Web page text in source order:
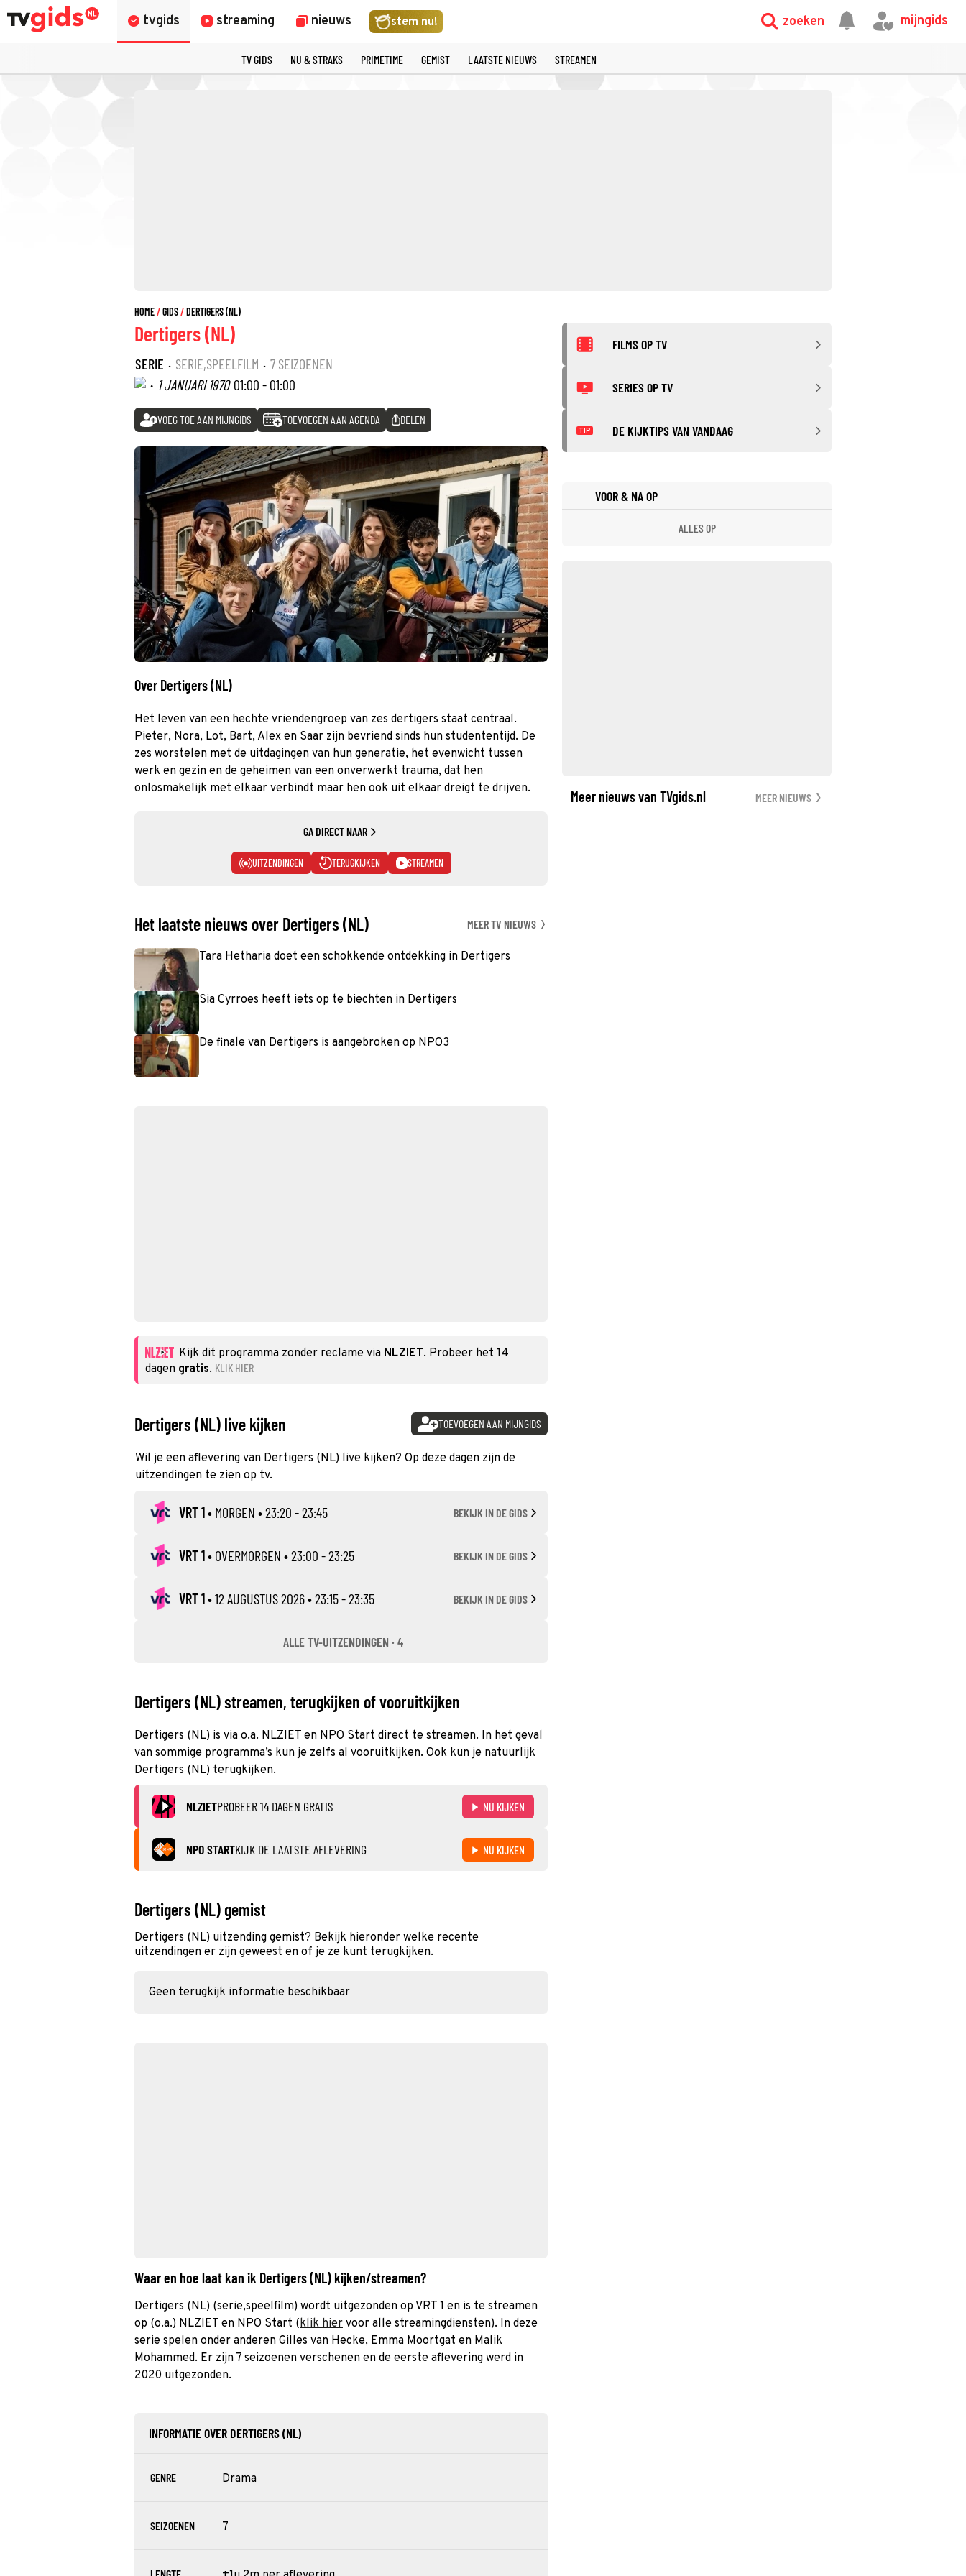
tvgids streaming nieuws stem nu! zoeken mijngids
TV GIDS NU & STRAKS PRIMETIME GEMIST LAATSTE NIEUWS STREAMEN
HOME GIDS DERTIGERS (NL)
Dertigers (NL)
SERIE · SERIE,SPEELFILM · 7 SEIZOENEN
· 1 JANUARI 1970 01:00 - 01:00
VOEG TOE AAN MIJNGIDS TOEVOEGEN AAN AGENDA DELEN
Over Dertigers (NL)
Het leven van een hechte vriendengroep van zes dertigers staat centraal.
Pieter, Nora, Lot, Bart, Alex en Saar zijn bevriend sinds hun studententijd. De
zes worstelen met de uitdagingen van hun generatie, het evenwicht tussen
werk en gezin en de geheimen van een onverwerkt trauma, dat hen
onlosmakelijk met elkaar verbindt maar hen ook uit elkaar dreigt te drijven.
GA DIRECT NAAR
UITZENDINGEN TERUGKIJKEN STREAMEN
Het laatste nieuws over Dertigers (NL) MEER TV NIEUWS
Tara Hetharia doet een schokkende ontdekking in Dertigers
Sia Cyrroes heeft iets op te biechten in Dertigers
De finale van Dertigers is aangebroken op NPO3
Kijk dit programma zonder reclame via NLZIET. Probeer het 14
dagen gratis. KLIK HIER
Dertigers (NL) live kijken TOEVOEGEN AAN MIJNGIDS
Wil je een aflevering van Dertigers (NL) live kijken? Op deze dagen zijn de
uitzendingen te zien op tv.
VRT 1• MORGEN • 23:20 - 23:45 BEKIJK IN DE GIDS
VRT 1• OVERMORGEN • 23:00 - 23:25 BEKIJK IN DE GIDS
VRT 1•12 AUGUSTUS 2026• 23:15 - 23:35 BEKIJK IN DE GIDS
ALLE TV-UITZENDINGEN · 4
Dertigers (NL) streamen, terugkijken of vooruitkijken
Dertigers (NL) is via o.a. NLZIET en NPO Start direct te streamen. In het geval
van sommige programma’s kun je zelfs al vooruitkijken. Ook kun je natuurlijk
Dertigers (NL) terugkijken.
NLZIETPROBEER 14 DAGEN GRATIS NU KIJKEN
NPO STARTKIJK DE LAATSTE AFLEVERING NU KIJKEN
Dertigers (NL) gemist
Dertigers (NL) uitzending gemist? Bekijk hieronder welke recente
uitzendingen er zijn geweest en of je ze kunt terugkijken.
Geen terugkijk informatie beschikbaar
Waar en hoe laat kan ik Dertigers (NL) kijken/streamen?
Dertigers (NL) (serie,speelfilm) wordt uitgezonden op VRT 1 en is te streamen
op (o.a.) NLZIET en NPO Start (klik hier voor alle streamingdiensten). In deze
serie spelen onder anderen Gilles van Hecke, Emma Moortgat en Malik
Mohammed. Er zijn 7 seizoenen verschenen en de eerste aflevering werd in
2020 uitgezonden.
INFORMATIE OVER DERTIGERS (NL)
GENRE Drama
SEIZOENEN 7
FILMS OP TV
SERIES OP TV
TIP DE KIJKTIPS VAN VANDAAG
VOOR & NA OP
ALLES OP
Meer nieuws van TVgids.nl MEER NIEUWS